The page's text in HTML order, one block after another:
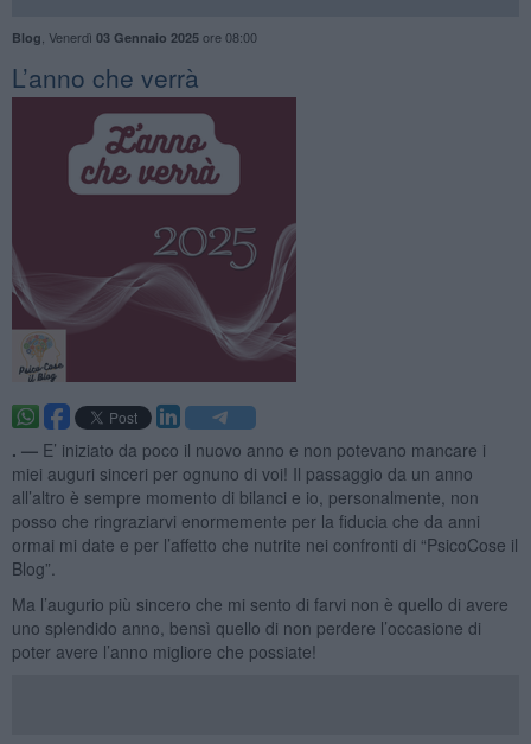
Blog Venerdì 03 Gennaio 2025ore 08:00
​L’anno che verrà
. — E’ iniziato da poco il nuovo anno e non potevano mancare i
miei auguri sinceri per ognuno di voi! Il passaggio da un anno
all’altro è sempre momento di bilanci e io, personalmente, non
posso che ringraziarvi enormemente per la fiducia che da anni
ormai mi date e per l’affetto che nutrite nei confronti di “PsicoCose il
Blog”.
Ma l’augurio più sincero che mi sento di farvi non è quello di avere
uno splendido anno, bensì quello di non perdere l’occasione di
poter avere l’anno migliore che possiate!